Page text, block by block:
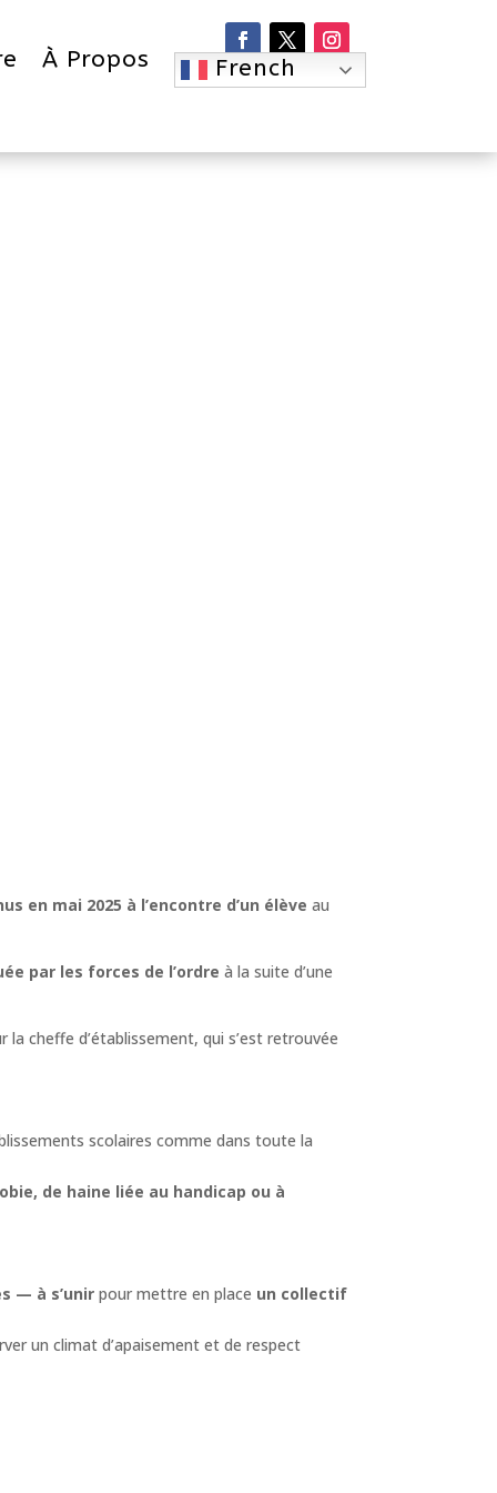
À Propos French
en mai 2025 à l’encontre d’un élève au
par les forces de l’ordre à la suite d’une
d’établissement, qui s’est retrouvée
scolaires comme dans toute la
de haine liée au handicap ou à
— à s’unir pour mettre en place un collectif
un climat d’apaisement et de respect